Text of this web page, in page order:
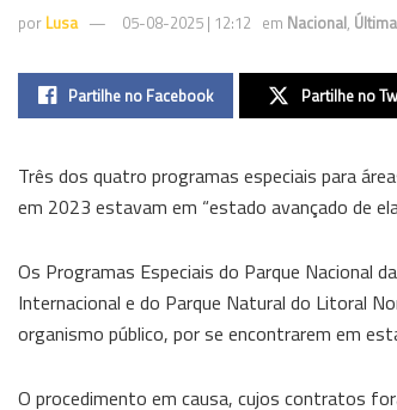
por Lusa 05-08-2025 | 12:12 em Nacional,
Partilhe no Facebook Partilhe no
Três dos quatro programas especiais para
em 2023 estavam em “estado avançado de
Os Programas Especiais do Parque Nacional
Internacional e do Parque Natural do Litoral
organismo público, por se encontrarem em
O procedimento em causa, cujos contratos